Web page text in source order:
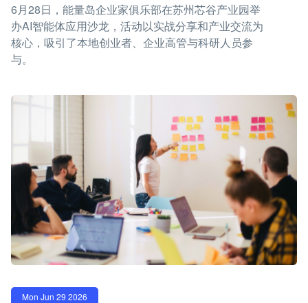
6月28日，能量岛企业家俱乐部在苏州芯谷产业园举
办AI智能体应用沙龙，活动以实战分享和产业交流为
核心，吸引了本地创业者、企业高管与科研人员参
与。
Mon Jun 29 2026